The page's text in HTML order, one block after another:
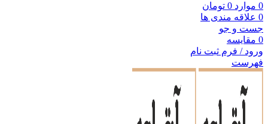
0 موارد 0 تومان
0 علاقه مندی ها
جست و جو
0 مقایسه
ورود / فرم ثبت نام
فهرست